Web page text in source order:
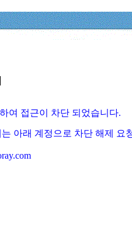
여 접근이 차단 되었습니다.
아래 계정으로 차단 해제 요